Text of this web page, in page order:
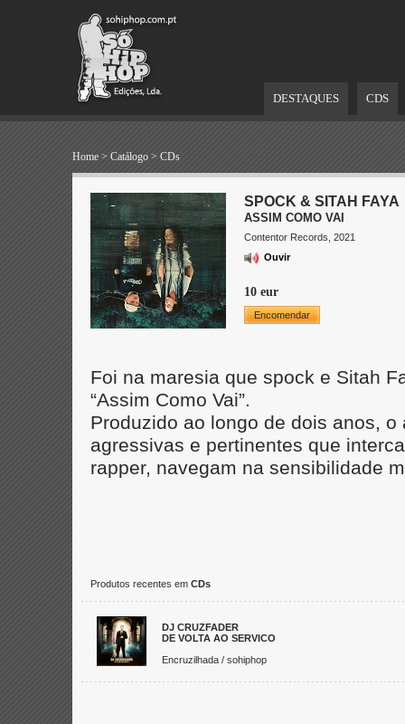
DESTAQUES CDS
Home > Catálogo > CDs
SPOCK & SITAH FAYA
ASSIM COMO VAI
Contentor Records, 2021
Ouvir
10 eur
Encomendar
Foi na maresia que spock e Sitah
“Assim Como Vai”.
Produzido ao longo de dois anos,
agressivas e pertinentes que
rapper, navegam na sensibilidade
Produtos recentes em CDs
DJ CRUZFADER
DE VOLTA AO SERVICO
Encruzilhada / sohiphop